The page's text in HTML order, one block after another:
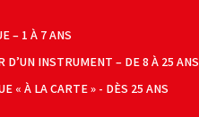
– 1 À 7 ANS
D’UN INSTRUMENT – DE 8 À 25 ANS
« À LA CARTE » - DÈS 25 ANS